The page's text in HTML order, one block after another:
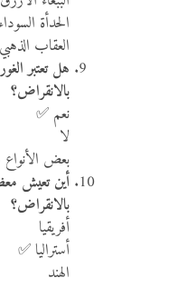
الحدأة السوداء
العقاب الذهبي
هل تعتبر
بالانقراض؟
نعم ✅
لا
بعض
أين تعيش
بالانقراض؟
أفريقيا
أستراليا ✅
الهند